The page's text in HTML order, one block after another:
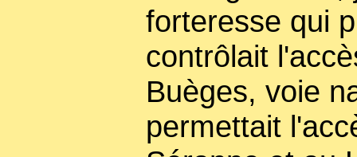
forteresse qui
contrôlait
Buèges, voie
permettait